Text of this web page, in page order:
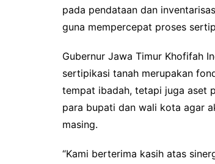
pada pendataan dan
guna mempercepat proses
Gubernur Jawa Timur Khofifah
sertipikasi tanah merupakan
tempat ibadah, tetapi juga aset
para bupati dan wali kota agar
masing.
“Kami berterima kasih atas